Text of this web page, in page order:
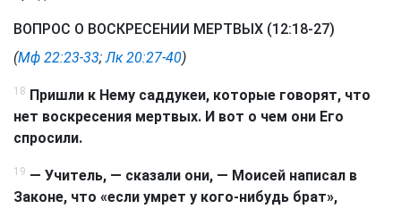
ВОПРОС О ВОСКРЕСЕНИИ МЕРТВЫХ (12:18-27)
(Мф 22:23-33; Лк 20:27-40)
18 Пришли к Нему саддукеи, которые говорят, что
нет воскресения мертвых. И вот о чем они Его
спросили.
19 — Учитель, — сказали они, — Моисей на­писал в
Законе, что «если умрет у кого-ни­будь брат»,